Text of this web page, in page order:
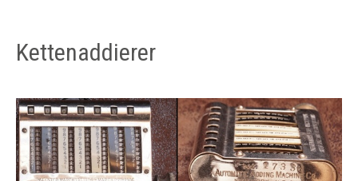
Kettenaddierer